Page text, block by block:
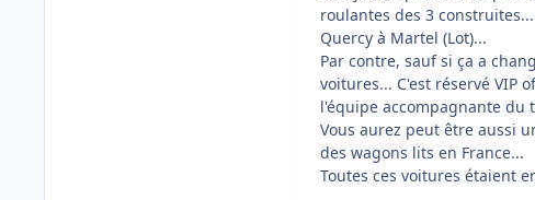
roulantes des 3
Quercy à Martel (Lot)...
Par contre, sauf si ça a
voitures... C'est réservé VIP
l'équipe accompagnante du
Vous aurez peut être aussi
des wagons lits en France...
Toutes ces voitures étaient